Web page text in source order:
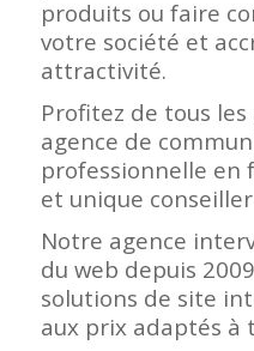
produits ou faire
votre société et
attractivité.
Profitez de tous les
agence de
professionnelle en
et unique
Notre agence
du web depuis
solutions de site
aux prix adaptés à